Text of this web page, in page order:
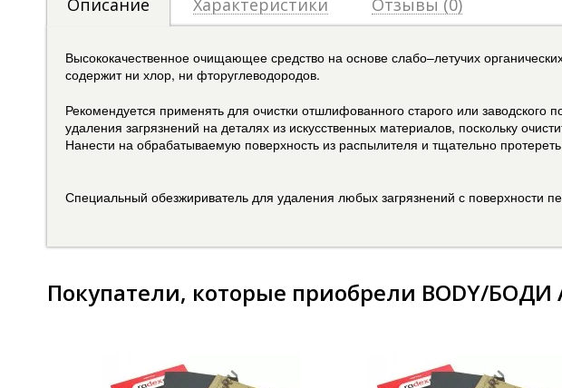
Описание Характеристики Отзывы (0)
Высококачественное очищающее средство на основе слабо–летучих
содержит ни хлор, ни фторуглеводородов.
Рекомендуется применять для очистки отшлифованного старого или
удаления загрязнений на деталях из искусственных материалов, поскольку
Нанести на обрабатываемую поверхность из распылителя и тщательно
Специальный обезжириватель для удаления любых загрязнений с поверхности
Покупатели, которые приобрели BODY/